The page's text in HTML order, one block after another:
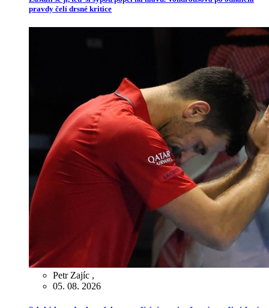
pravdy čelí drsné kritice
Petr Zajíc ,
05. 08. 2026